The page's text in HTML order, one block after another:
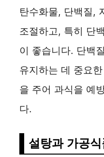
탄수화물, 단백질,
조절하고, 특히 단
이 좋습니다. 단백
유지하는 데 중요
을 주어 과식을 예
다.
설탕과 가공식